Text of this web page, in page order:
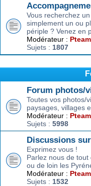
Vous recherchez
simplement un ou
périple ? Venez en
Modérateur : Pteam
Sujets : 1807
Forum photos/
Toutes vos photos/
paysages, villages
Modérateur : Pteam
Sujets : 5998
Discussions
Exprimez vous !
Parlez nous de
ou de loin les
Modérateur : Pteam
Sujets : 1532